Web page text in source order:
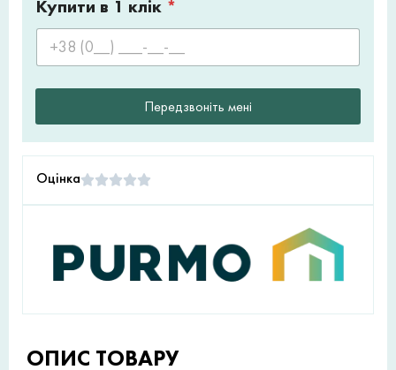
Купити в 1 клік *
Передзвоніть мені
Оцінка
ОПИС ТОВАРУ